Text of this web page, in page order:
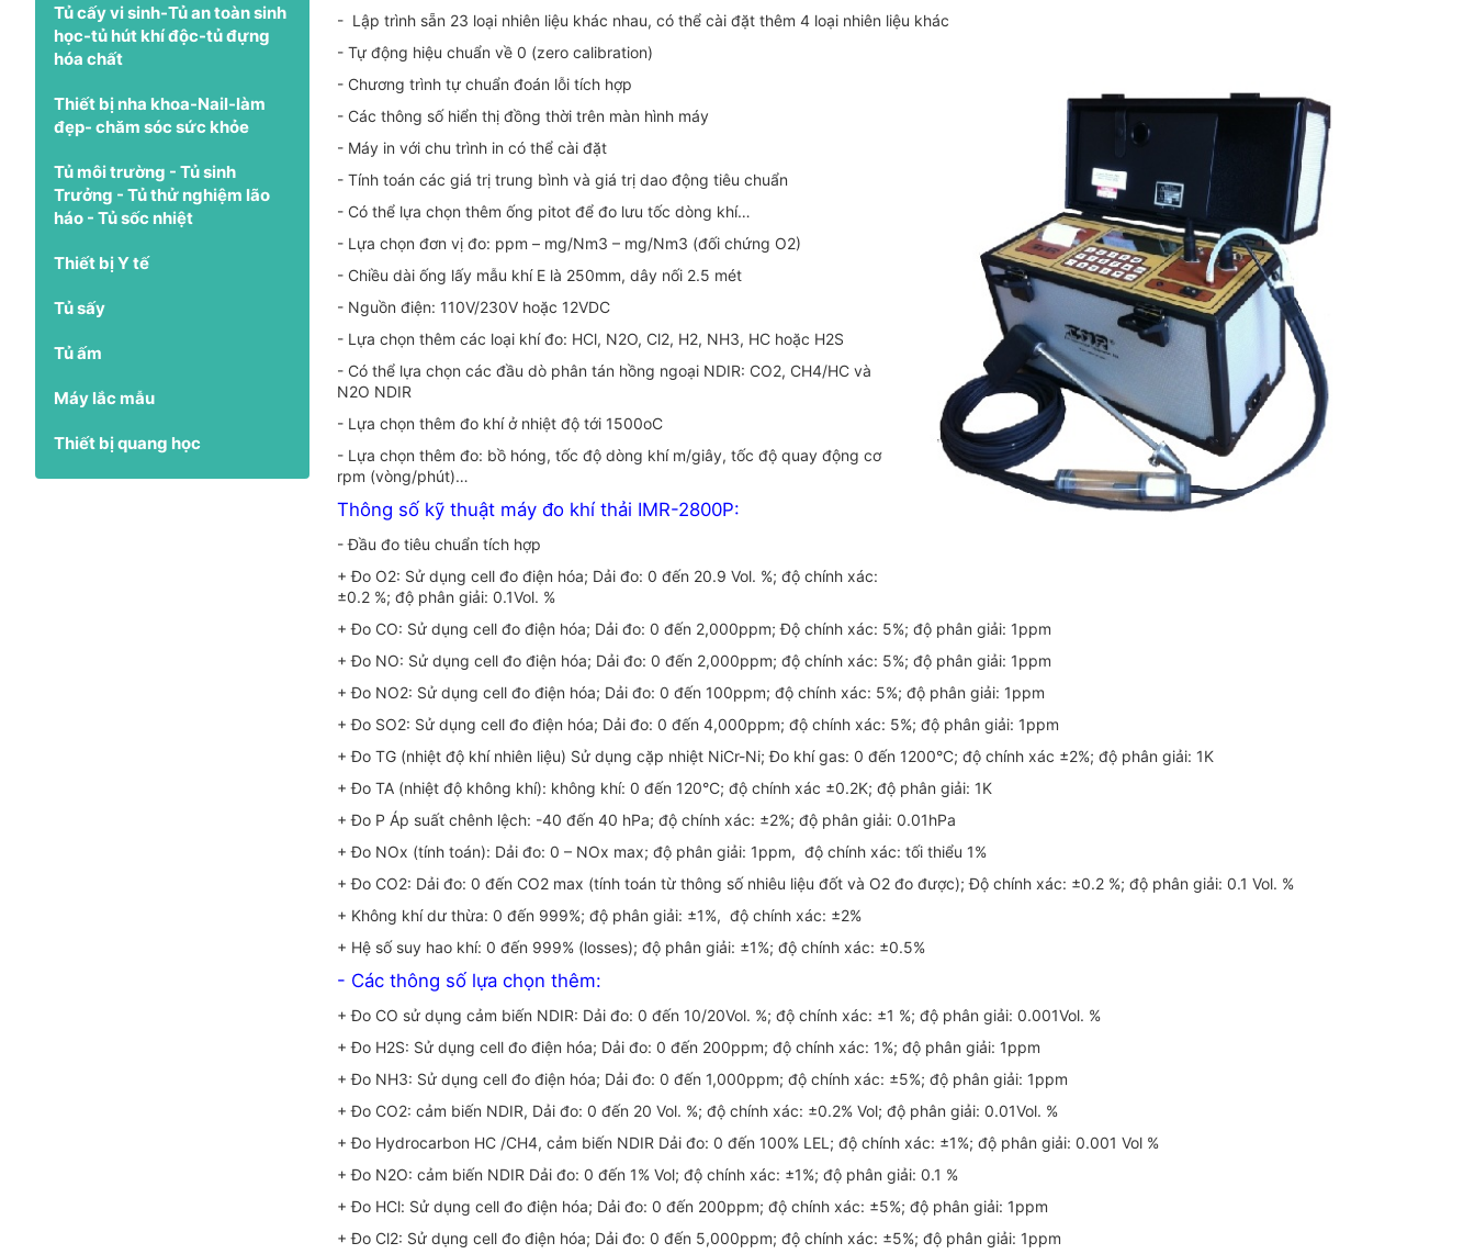
Tủ cấy vi sinh-Tủ an toàn sinh
học-tủ hút khí độc-tủ đựng
hóa chất
Thiết bị nha khoa-Nail-làm
đẹp- chăm sóc sức khỏe
Tủ môi trường - Tủ sinh
Trưởng - Tủ thử nghiệm lão
háo - Tủ sốc nhiệt
Thiết bị Y tế
Tủ sấy
Tủ ấm
Máy lắc mẫu
Thiết bị quang học
- Lập trình sẵn 23 loại nhiên liệu khác nhau, có thể cài đặt thêm 4 loại nhiên liệu khác
- Tự động hiệu chuẩn về 0 (zero calibration)
- Chương trình tự chuẩn đoán lỗi tích hợp
- Các thông số hiển thị đồng thời trên màn hình máy
- Máy in với chu trình in có thể cài đặt
- Tính toán các giá trị trung bình và giá trị dao động tiêu chuẩn
- Có thể lựa chọn thêm ống pitot để đo lưu tốc dòng khí…
- Lựa chọn đơn vị đo: ppm – mg/Nm3 – mg/Nm3 (đối chứng O2)
- Chiều dài ống lấy mẫu khí E là 250mm, dây nối 2.5 mét
- Nguồn điện: 110V/230V hoặc 12VDC
- Lựa chọn thêm các loại khí đo: HCl, N2O, Cl2, H2, NH3, HC hoặc H2S
- Có thể lựa chọn các đầu dò phân tán hồng ngoại NDIR: CO2, CH4/HC và
N2O NDIR
- Lựa chọn thêm đo khí ở nhiệt độ tới 1500oC
- Lựa chọn thêm đo: bồ hóng, tốc độ dòng khí m/giây, tốc độ quay động cơ
rpm (vòng/phút)…
Thông số kỹ thuật máy đo khí thải IMR-2800P:
- Đầu đo tiêu chuẩn tích hợp
+ Đo O2: Sử dụng cell đo điện hóa; Dải đo: 0 đến 20.9 Vol. %; độ chính xác:
±0.2 %; độ phân giải: 0.1Vol. %
+ Đo CO: Sử dụng cell đo điện hóa; Dải đo: 0 đến 2,000ppm; Độ chính xác: 5%; độ phân giải: 1ppm
+ Đo NO: Sử dụng cell đo điện hóa; Dải đo: 0 đến 2,000ppm; độ chính xác: 5%; độ phân giải: 1ppm
+ Đo NO2: Sử dụng cell đo điện hóa; Dải đo: 0 đến 100ppm; độ chính xác: 5%; độ phân giải: 1ppm
+ Đo SO2: Sử dụng cell đo điện hóa; Dải đo: 0 đến 4,000ppm; độ chính xác: 5%; độ phân giải: 1ppm
+ Đo TG (nhiệt độ khí nhiên liệu) Sử dụng cặp nhiệt NiCr-Ni; Đo khí gas: 0 đến 1200°C; độ chính xác ±2%; độ phân giải: 1K
+ Đo TA (nhiệt độ không khí): không khí: 0 đến 120°C; độ chính xác ±0.2K; độ phân giải: 1K
+ Đo P Áp suất chênh lệch: -40 đến 40 hPa; độ chính xác: ±2%; độ phân giải: 0.01hPa
+ Đo NOx (tính toán): Dải đo: 0 – NOx max; độ phân giải: 1ppm, độ chính xác: tối thiểu 1%
+ Đo CO2: Dải đo: 0 đến CO2 max (tính toán từ thông số nhiêu liệu đốt và O2 đo được); Độ chính xác: ±0.2 %; độ phân giải: 0.1 Vol. %
+ Không khí dư thừa: 0 đến 999%; độ phân giải: ±1%, độ chính xác: ±2%
+ Hệ số suy hao khí: 0 đến 999% (losses); độ phân giải: ±1%; độ chính xác: ±0.5%
- Các thông số lựa chọn thêm:
+ Đo CO sử dụng cảm biến NDIR: Dải đo: 0 đến 10/20Vol. %; độ chính xác: ±1 %; độ phân giải: 0.001Vol. %
+ Đo H2S: Sử dụng cell đo điện hóa; Dải đo: 0 đến 200ppm; độ chính xác: 1%; độ phân giải: 1ppm
+ Đo NH3: Sử dụng cell đo điện hóa; Dải đo: 0 đến 1,000ppm; độ chính xác: ±5%; độ phân giải: 1ppm
+ Đo CO2: cảm biến NDIR, Dải đo: 0 đến 20 Vol. %; độ chính xác: ±0.2% Vol; độ phân giải: 0.01Vol. %
+ Đo Hydrocarbon HC /CH4, cảm biến NDIR Dải đo: 0 đến 100% LEL; độ chính xác: ±1%; độ phân giải: 0.001 Vol %
+ Đo N2O: cảm biến NDIR Dải đo: 0 đến 1% Vol; độ chính xác: ±1%; độ phân giải: 0.1 %
+ Đo HCl: Sử dụng cell đo điện hóa; Dải đo: 0 đến 200ppm; độ chính xác: ±5%; độ phân giải: 1ppm
+ Đo Cl2: Sử dụng cell đo điện hóa; Dải đo: 0 đến 5,000ppm; độ chính xác: ±5%; độ phân giải: 1ppm